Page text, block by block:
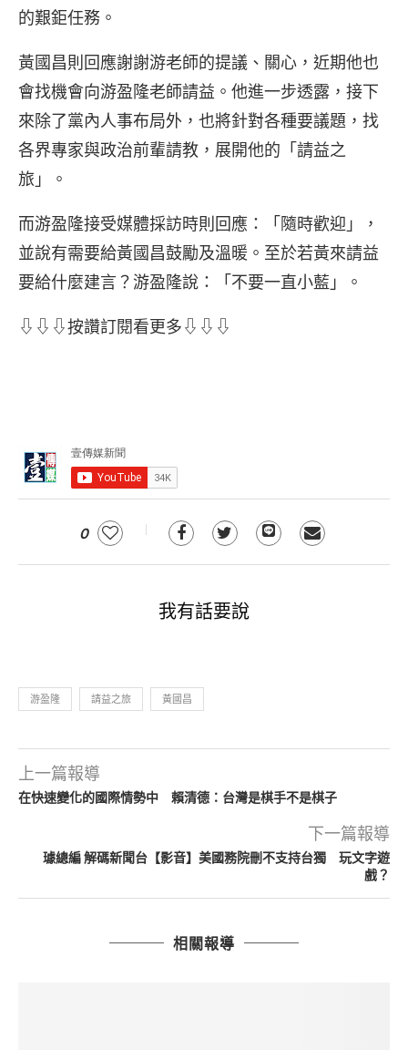
的艱鉅任務。
黃國昌則回應謝謝游老師的提議、關心，近期他也
會找機會向游盈隆老師請益。他進一步透露，接下
來除了黨內人事布局外，也將針對各種要議題，找
各界專家與政治前輩請教，展開他的「請益之
旅」。
而游盈隆接受媒體採訪時則回應：「隨時歡迎」，
並說有需要給黃國昌鼓勵及溫暖。至於若黃來請益
要給什麼建言？游盈隆說：「不要一直小藍」。
⇩⇩⇩按讚訂閱看更多⇩⇩⇩
0
我有話要說
游盈隆 請益之旅 黃國昌
上一篇報導
在快速變化的國際情勢中 賴清德：台灣是棋手不是棋子
下一篇報導
璩總編 解碼新聞台【影音】美國務院刪不支持台獨 玩文字遊
戲？
相關報導